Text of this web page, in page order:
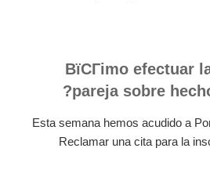
ВїCГіmo efectuar
pareja sobre
Esta semana hemos acudido a
Reclamar una cita para la